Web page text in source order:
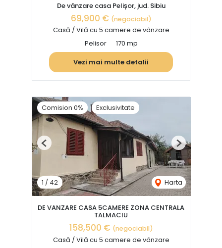
De vânzare casa Pelișor, jud. Sibiu
69,900 € (negociabil)
Casă / Vilă cu 5 camere de vânzare
Pelisor
170 mp
Vezi mai multe detalii
Comision 0% Exclusivitate
1 / 42 Harta
Previous Next
DE VANZARE CASA 5CAMERE ZONA CENTRALA
TALMACIU
158,500 € (negociabil)
Casă / Vilă cu 5 camere de vânzare